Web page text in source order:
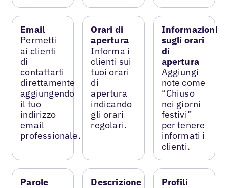
Email
Permetti
ai clienti
di
contattarti
direttamente
aggiungendo
il tuo
indirizzo
email
professionale.
Orari di
apertura
Informa i
clienti sui
tuoi orari
di
apertura
indicando
gli orari
regolari.
Informazioni
sugli orari
di
apertura
Aggiungi
note come
“Chiuso
nei giorni
festivi”
per tenere
informati i
clienti.
Parole
Descrizione
Profili